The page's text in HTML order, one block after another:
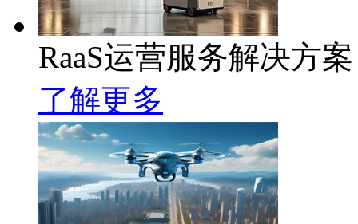
RaaS运营服务解决方案
了解更多